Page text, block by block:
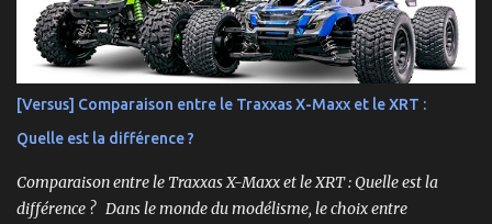
Personnaliser" Rlaarlo propose la XTS-S10 en deux versions
distinctes, une décision brillante qui s'adresse à l'ensemble de la
communauté RC. D'un côté, la version RTR (Ready to Run),
complète et prête à l'emploi. De l'autre, la version "Roller", un
châssis presque assemblé mais livré sans aucune électronique : ni
moteur, ni servo, ni ESC, ni batterie. ...
[Versus] Comparaison entre le Traxxas X-Maxx et le XRT :
Quelle est la différence ?
Comparaison entre le Traxxas X-Maxx et le XRT : Quelle est la
différence ? Dans le monde du modélisme, le choix entre